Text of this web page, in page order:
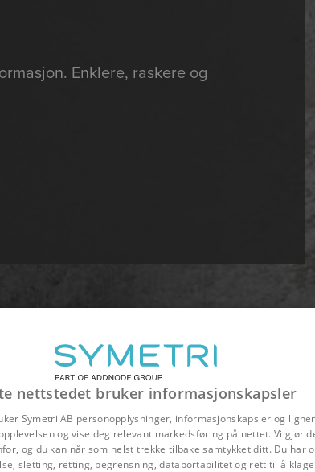
Enklere, raskere og
nettstedet bruker informasjonskapsler
Symetri AB personopplysninger, informasjonskapsler og
og vise deg relevant markedsføring på nettet. Vi gjør
og du kan når som helst trekke tilbake samtykket ditt. Du har
sletting, retting, begrensning, dataportabilitet og rett til å